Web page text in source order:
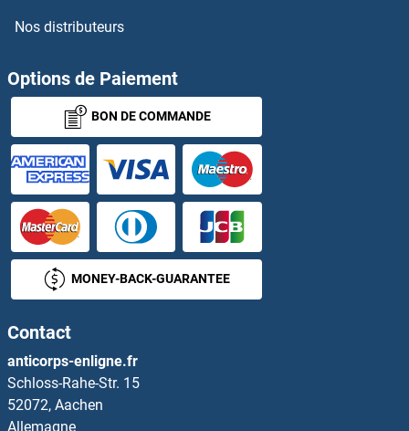
PTPN14 Anticorps
PTPN18 Anticorps
PTPN2 Anticorps
PTPN20 Anticorps
PTPN20A Anticorps
PTPN21 Anticorps
PTPN22 Anticorps
PTPN23 Anticorps
PTPN3 Anticorps
Nos distributeurs
Options de Paiement
BON DE COMMANDE
MONEY-BACK-GUARANTEE
Contact
anticorps-enligne.fr
Schloss-Rahe-Str. 15
52072, Aachen
Allemagne